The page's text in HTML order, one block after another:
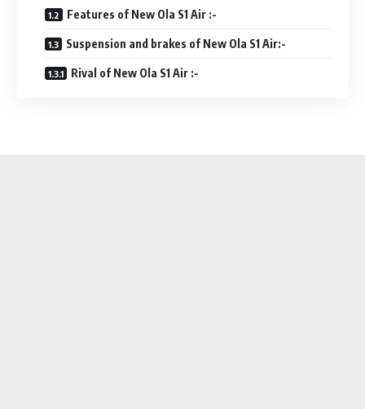
Features of New Ola S1 Air :-
Suspension and brakes of New Ola S1 Air:-
Rival of New Ola S1 Air :-